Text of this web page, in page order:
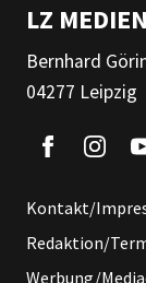
LZ
Bernhard
04277 Leipzig
Kontakt/
Redaktion/
Werbung/